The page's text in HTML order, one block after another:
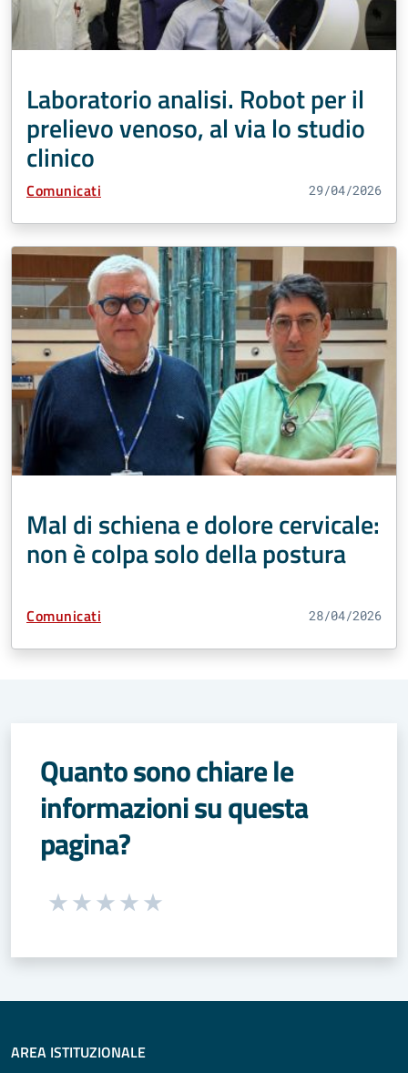
Laboratorio analisi. Robot per il
prelievo venoso, al via lo studio
clinico
Tipo Contenuto:
Comunicati 29/04/2026
Mal di schiena e dolore cervicale:
non è colpa solo della postura
Tipo Contenuto:
Comunicati 28/04/2026
Quanto sono chiare le
informazioni su questa
pagina?
Seleziona una valutazione da 1 a 5 stelle
AREA ISTITUZIONALE